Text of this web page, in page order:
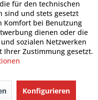
für den technischen
sind und stets gesetzt
Komfort bei Benutzung
dienen oder die
sozialen Netzwerken
Zustimmung gesetzt.
Konfigurieren